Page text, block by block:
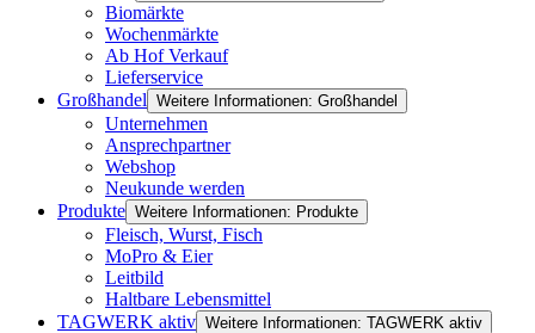
Biomärkte
Wochenmärkte
Ab Hof Verkauf
Lieferservice
Großhandel Weitere Informationen: Großhandel
Unternehmen
Ansprechpartner
Webshop
Neukunde werden
Produkte Weitere Informationen: Produkte
Fleisch, Wurst, Fisch
MoPro & Eier
Leitbild
Haltbare Lebensmittel
TAGWERK aktiv Weitere Informationen: TAGWERK aktiv